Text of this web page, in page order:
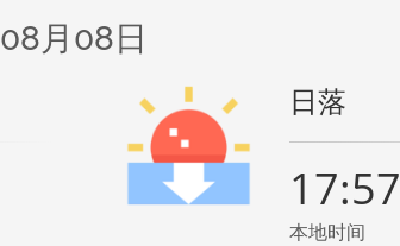
月08日
日落
17:57
本地时间